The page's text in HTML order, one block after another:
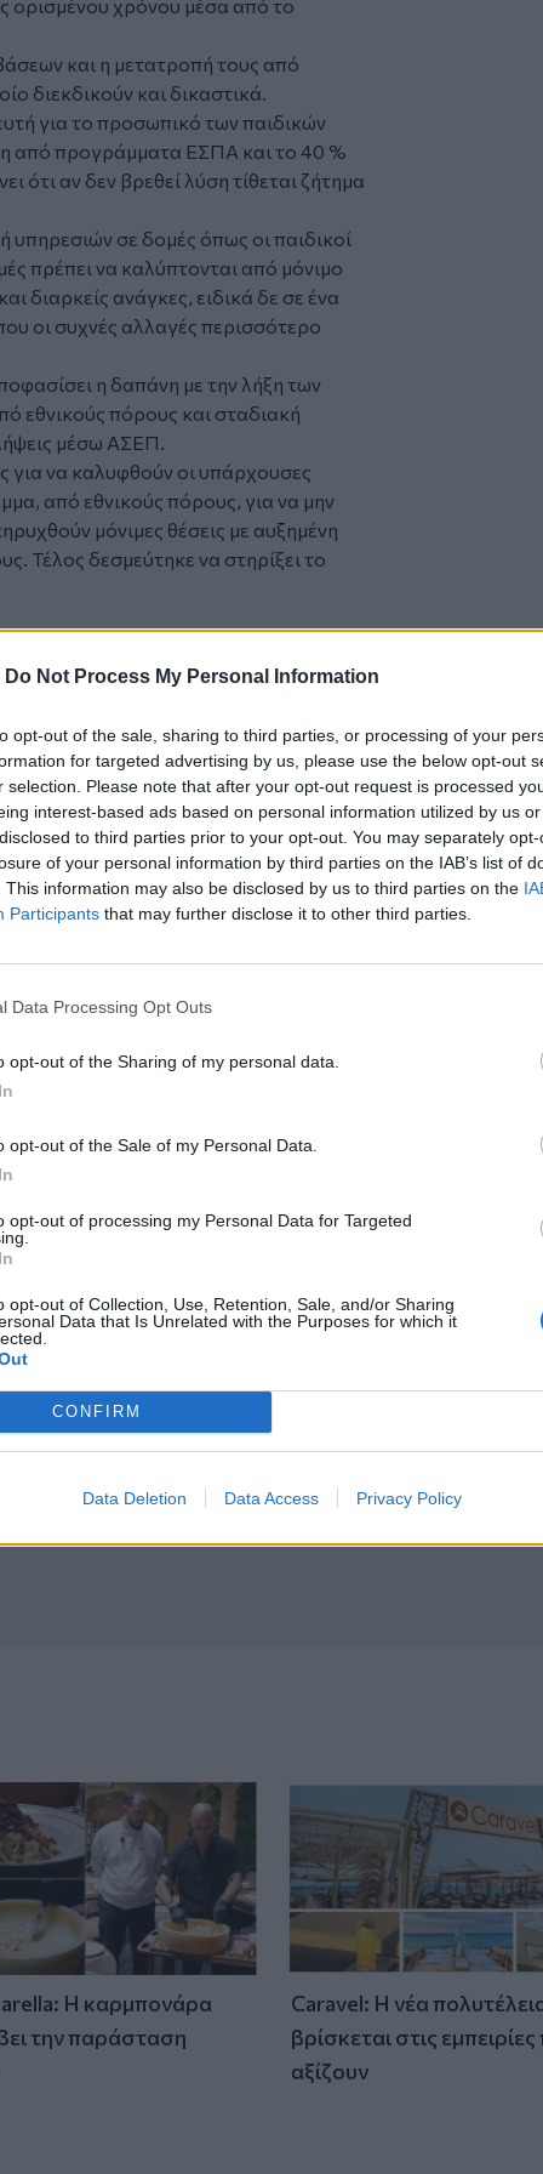
Do Not Process My Personal Information
opt-out of the sale, sharing to third parties, or processing of your
for targeted advertising by us, please use the below opt-out
selection. Please note that after your opt-out request is processed
interest-based ads based on personal information utilized by us
to third parties prior to your opt-out. You may separately
of your personal information by third parties on the IAB’s list of
This information may also be disclosed by us to third parties on the
Participants that may further disclose it to other third parties.
Data Processing Opt Outs
opt-out of the Sharing of my personal data.
opt-out of the Sale of my Personal Data.
opt-out of processing my Personal Data for Targeted
opt-out of Collection, Use, Retention, Sale, and/or Sharing
Data that Is Unrelated with the Purposes for which it
CONFIRM
Data Deletion Data Access Privacy Policy
ορισμένου χρόνου μέσα από το
και η μετατροπή τους από
διεκδικούν και δικαστικά.
για το προσωπικό των παιδικών
από προγράμματα ΕΣΠΑ και το 40 %
ότι αν δεν βρεθεί λύση τίθεται ζήτημα
υπηρεσιών σε δομές όπως οι παιδικοί
πρέπει να καλύπτονται από μόνιμο
διαρκείς ανάγκες, ειδικά δε σε ένα
οι συχνές αλλαγές περισσότερο
η δαπάνη με την λήξη των
εθνικούς πόρους και σταδιακή
μέσω ΑΣΕΠ.
για να καλυφθούν οι υπάρχουσες
από εθνικούς πόρους, για να μην
μόνιμες θέσεις με αυξημένη
Τέλος δεσμεύτηκε να στηρίξει το
του νεαρού αθλητή: Άσκηση,
Αγίου Νικολάου
του CRETALIVE
μετά τη φωτιά στο νότιο Ρέθυμνο
στην Κρήτη», μετά τη φωτιά στο νότιο Ρέθυμνο
Συναγερμός για άνδρα περιπατητή που ζήτησε τις
ΚΡΗΤΗ 15:29
Συναγερμός για άνδρα
φαράγγι του Τράφουλα
η κυκλοφορία
– Πώς θα γίνεται η κυκλοφορία
Κρήτη: Ο πολύ υψηλός κίνδυνος πυρκαγιάς "φέρνει"
Κρήτη: Ο πολύ υψηλός κίνδυνος
πυρκαγιάς "φέρνει"
απαγορεύσεις σε δάση και
Η καρμπονάρα
την παράσταση
Caravel: Η νέα
βρίσκεται στις
αξίζουν